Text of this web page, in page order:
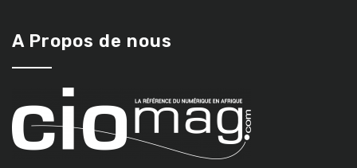
A Propos de nous